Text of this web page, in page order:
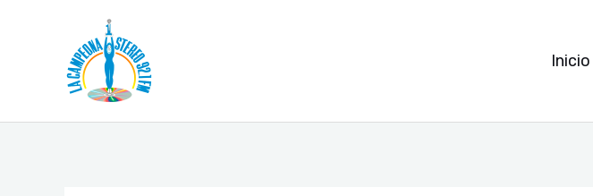
contenido
Inicio
de
entradas